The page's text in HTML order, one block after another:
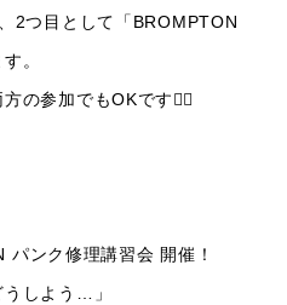
2つ目として「BROMPTON
。
の参加でもOKです🙆‍♂️
ンク修理講習会 開催！
うしよう…」